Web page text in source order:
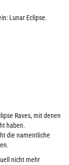
Lunar Eclipse.
Raves, mit denen
haben.
die namentliche
nicht mehr